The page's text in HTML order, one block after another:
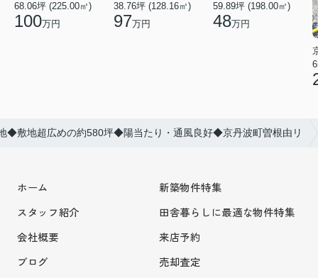
68.06坪 (225.00㎡)
100万円
38.76坪 (128.16㎡)
97万円
59.89坪 (198.00㎡)
48万円
敷地超広めの約580坪◆陽当たり・通風良好◆京丹波町曽根由リ
ホーム
スタッフ紹介
会社概要
ブログ
新築物件特集
田舎暮らしに最適な物件特集
来店予約
売却査定